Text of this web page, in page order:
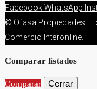
FacebookWhatsApp
© Ofasa Propiedades |
Comercio Interonline.
Comparar listados
Comparar Cerrar